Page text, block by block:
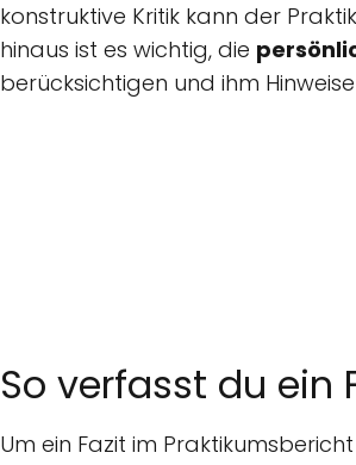
konstruktive Kritik kann der
hinaus ist es wichtig, die
berücksichtigen und ihm
So verfasst du ein
Um ein Fazit im